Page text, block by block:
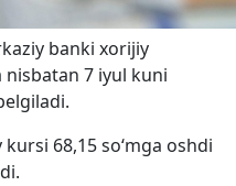
banki xorijiy
nisbatan 7 iyul kuni
68,15 so‘mga oshdi